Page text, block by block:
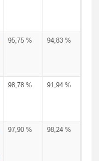
95,75 % 94,83 %
98,78 % 91,94 %
97,90 % 98,24 %